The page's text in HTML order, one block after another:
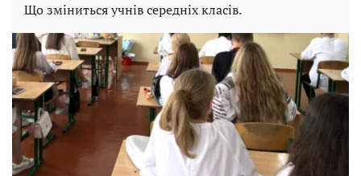
Що зміниться учнів середніх класів.